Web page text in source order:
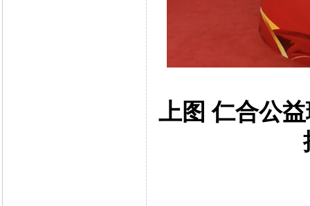
上图 仁合公